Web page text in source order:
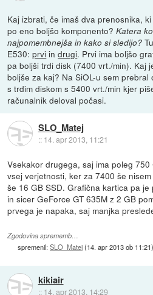
Kaj izbrati, če imaš dva prenosnika,
po eno boljšo komponento?Katera
najpomembnejša in kako si sledijo?
E530:prvi indrugi. Prvi ima boljšo
pa boljši trdi disk (7400 vrt./min). Kaj
boljše za kaj? Na SiOL-u sem
s trdim diskom s 5400 vrt./min kjer
računalnik deloval počasi.
SLO_Matej
:: 14. apr 2013, 11:21
Vsekakor drugega, saj ima poleg
vsej verjetnosti, ker za 7400 še
še 16 GB SSD. Grafična kartica pa
in sicer GeForce GT 635M z 2 GB
prvega je napaka, saj manjka
Zgodovina sprememb…
spremenil:SLO_Matej(14. apr 2013 ob 11:21)
kikiair
:: 14. apr 2013, 14:29